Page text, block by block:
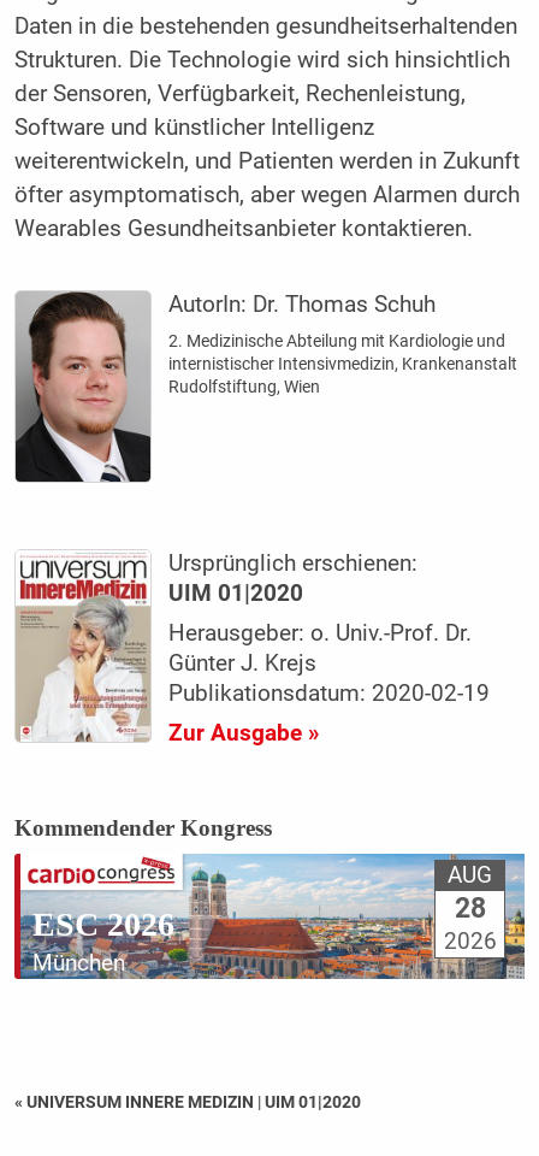
Daten in die bestehenden gesundheitserhaltenden
Strukturen. Die Technologie wird sich hinsichtlich
der Sensoren, Verfügbarkeit, Rechenleistung,
Software und künstlicher Intelligenz
weiterentwickeln, und Patienten werden in Zukunft
öfter asymptomatisch, aber wegen Alarmen durch
Wearables Gesundheitsanbieter kontaktieren.
AutorIn: Dr. Thomas Schuh
2. Medizinische Abteilung mit Kardiologie und
internistischer Intensivmedizin, Krankenanstalt
Rudolfstiftung, Wien
Ursprünglich erschienen:
UIM 01|2020
Herausgeber: o. Univ.-Prof. Dr.
Günter J. Krejs
Publikationsdatum: 2020-02-19
Zur Ausgabe »
Kommendender Kongress
ESC 2026
München
AUG
28
2026
« UNIVERSUM INNERE MEDIZIN |UIM 01|2020